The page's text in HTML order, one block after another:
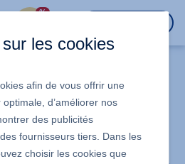
%
cookies (Cookie
projet de site Web
les cookies
afin de vous offrir une
d’améliorer nos
des publicités
fournisseurs tiers. Dans les
choisir les cookies que